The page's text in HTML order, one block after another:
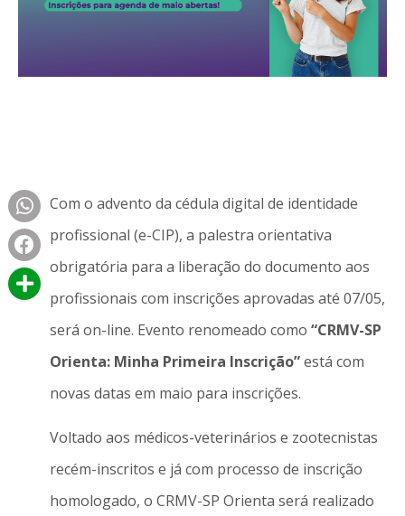
Com o advento da cédula digital de identidade
profissional (e-CIP), a palestra orientativa
obrigatória para a liberação do documento aos
profissionais com inscrições aprovadas até 07/05,
será on-line. Evento renomeado como “CRMV-SP
Orienta: Minha Primeira Inscrição”está com
novas datas em maio para inscrições.
Voltado aos médicos-veterinários e zootecnistas
recém-inscritos e já com processo de inscrição
homologado, o CRMV-SP Orienta será realizado